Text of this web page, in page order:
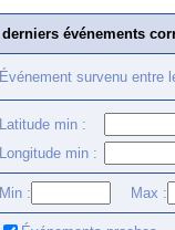
derniers événements
Événement survenu entre
Latitude min :
Longitude min :
Min : Max :